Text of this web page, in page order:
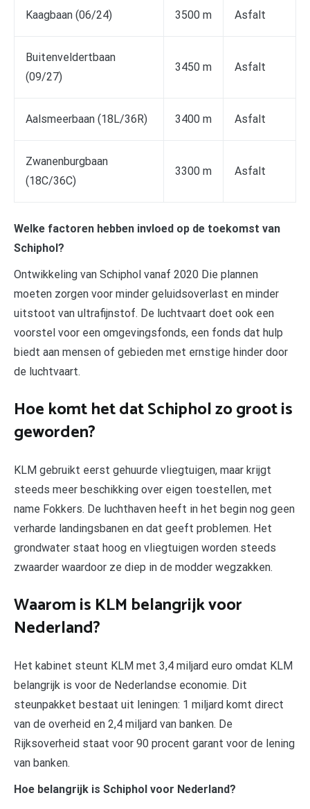
Kaagbaan (06/24) 3500 m Asfalt
Buitenveldertbaan
(09/27)
3450 m Asfalt
Aalsmeerbaan (18L/36R) 3400 m Asfalt
Zwanenburgbaan
(18C/36C)
3300 m Asfalt
Welke factoren hebben invloed op de toekomst van
Schiphol?
Ontwikkeling van Schiphol vanaf 2020 Die plannen
moeten zorgen voor minder geluidsoverlast en minder
uitstoot van ultrafijnstof. De luchtvaart doet ook een
voorstel voor een omgevingsfonds, een fonds dat hulp
biedt aan mensen of gebieden met ernstige hinder door
de luchtvaart.
Hoe komt het dat Schiphol zo groot is
geworden?
KLM gebruikt eerst gehuurde vliegtuigen, maar krijgt
steeds meer beschikking over eigen toestellen, met
name Fokkers. De luchthaven heeft in het begin nog geen
verharde landingsbanen en dat geeft problemen. Het
grondwater staat hoog en vliegtuigen worden steeds
zwaarder waardoor ze diep in de modder wegzakken.
Waarom is KLM belangrijk voor
Nederland?
Het kabinet steunt KLM met 3,4 miljard euro omdat KLM
belangrijk is voor de Nederlandse economie. Dit
steunpakket bestaat uit leningen: 1 miljard komt direct
van de overheid en 2,4 miljard van banken. De
Rijksoverheid staat voor 90 procent garant voor de lening
van banken.
Hoe belangrijk is Schiphol voor Nederland?